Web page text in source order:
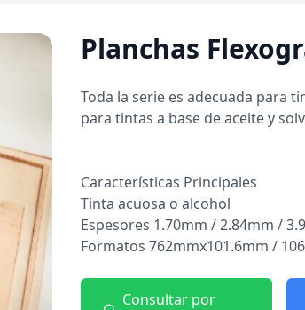
Planchas
Toda la serie es adecuada para
para tintas a base de aceite y
Características Principales
Tinta acuosa o alcohol
Espesores 1.70mm / 2.84mm /
Formatos 762mmx101.6mm /
Consultar por